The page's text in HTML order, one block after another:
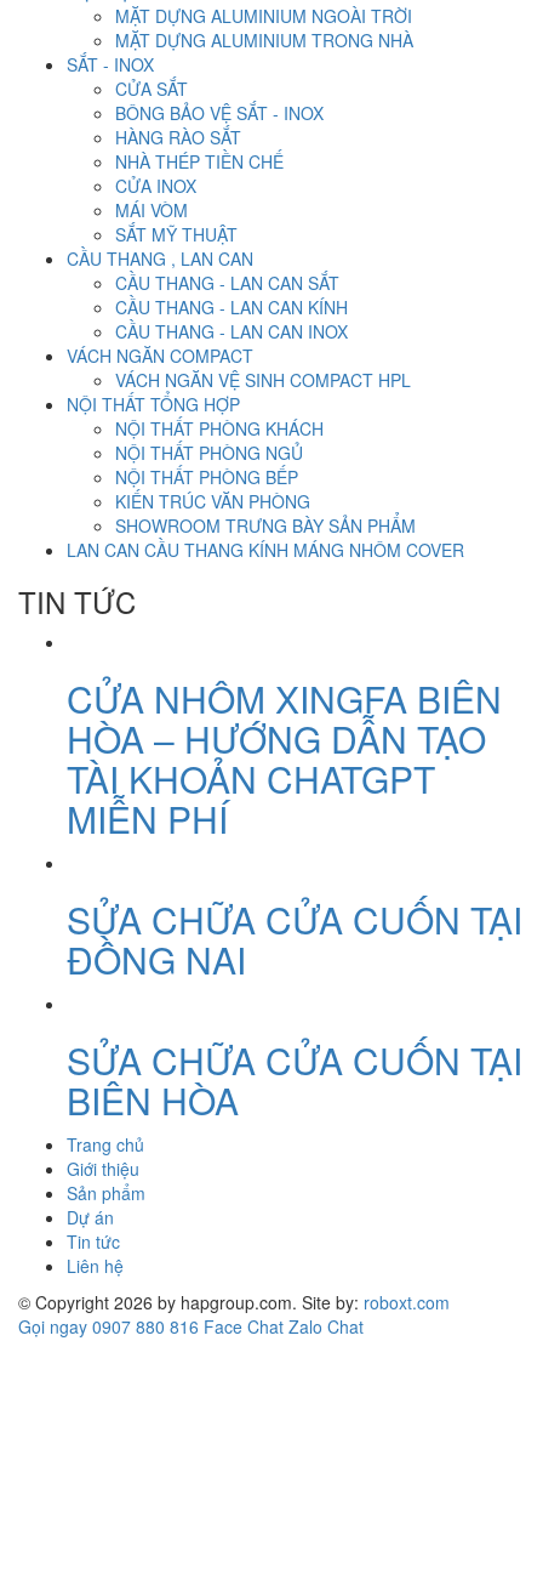
MẶT DỰNG ALUMINIUM NGOÀI TRỜI
MẶT DỰNG ALUMINIUM TRONG NHÀ
SẮT - INOX
CỬA SẮT
BÔNG BẢO VỆ SẮT - INOX
HÀNG RÀO SẮT
NHÀ THÉP TIỀN CHẾ
CỬA INOX
MÁI VÒM
SẮT MỸ THUẬT
CẦU THANG , LAN CAN
CẦU THANG - LAN CAN SẮT
CẦU THANG - LAN CAN KÍNH
CẦU THANG - LAN CAN INOX
VÁCH NGĂN COMPACT
VÁCH NGĂN VỆ SINH COMPACT HPL
NỘI THẤT TỔNG HỢP
NỘI THẤT PHÒNG KHÁCH
NỘI THẤT PHÒNG NGỦ
NỘI THẤT PHÒNG BẾP
KIẾN TRÚC VĂN PHÒNG
SHOWROOM TRƯNG BÀY SẢN PHẨM
LAN CAN CẦU THANG KÍNH MÁNG NHÔM COVER
TIN TỨC
CỬA NHÔM XINGFA BIÊN
HÒA – HƯỚNG DẪN TẠO
TÀI KHOẢN CHATGPT
MIỄN PHÍ
SỬA CHỮA CỬA CUỐN TẠI
ĐỒNG NAI
SỬA CHỮA CỬA CUỐN TẠI
BIÊN HÒA
Trang chủ
Giới thiệu
Sản phẩm
Dự án
Tin tức
Liên hệ
© Copyright 2026 by hapgroup.com. Site by: roboxt.com
Gọi ngay 0907 880 816 Face Chat Zalo Chat